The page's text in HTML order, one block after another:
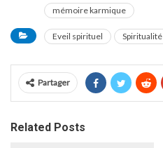
mémoire karmique
Eveil spirituel Spiritualité
Partager
Related Posts